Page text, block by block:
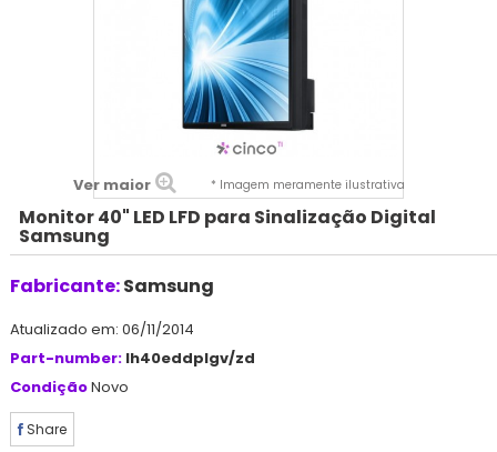
Ver maior * Imagem meramente ilustrativa
Monitor 40" LED LFD para Sinalização Digital
Samsung
Fabricante:Samsung
Atualizado em: 06/11/2014
Part-number: lh40eddplgv/zd
CondiçãoNovo
Share